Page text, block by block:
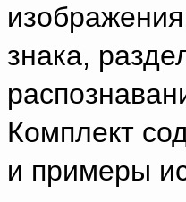
знака,
Комплект
и примеры